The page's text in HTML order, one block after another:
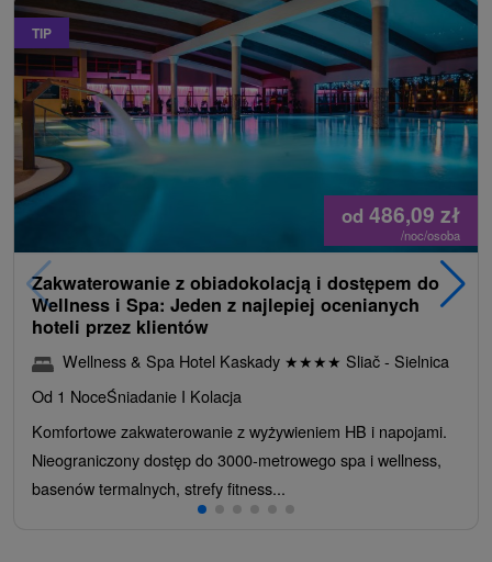
TIP
od 486,09 zł
/noc/osoba
Zakwaterowanie z obiadokolacją i dostępem do
Wellness i Spa: Jeden z najlepiej ocenianych
hoteli przez klientów
Wellness & Spa Hotel Kaskady ★★★★ Sliač - Sielnica
Od 1 NoceŚniadanie I Kolacja
Komfortowe zakwaterowanie z wyżywieniem HB i napojami.
Nieograniczony dostęp do 3000-metrowego spa i wellness,
basenów termalnych, strefy fitness...